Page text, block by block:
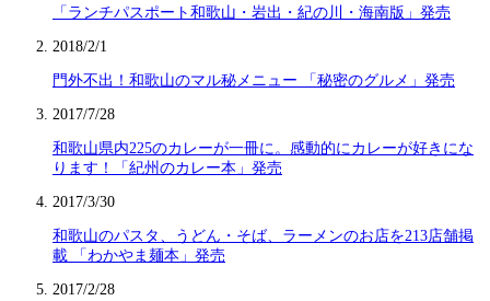
「ランチパスポート和歌山・岩出・紀の川・海南版」発売
2018/2/1
門外不出！和歌山のマル秘メニュー 「秘密のグルメ」発売
2017/7/28
和歌山県内225のカレーが一冊に。感動的にカレーが好きにな
ります！「紀州のカレー本」発売
2017/3/30
和歌山のパスタ、うどん・そば、ラーメンのお店を213店舗掲
載 「わかやま麺本」発売
2017/2/28